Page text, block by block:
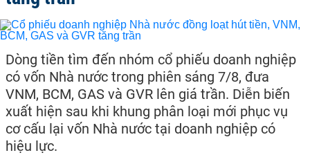
Dòng tiền tìm đến nhóm cổ phiếu doanh nghiệp
có vốn Nhà nước trong phiên sáng 7/8, đưa
VNM, BCM, GAS và GVR lên giá trần. Diễn biến
xuất hiện sau khi khung phân loại mới phục vụ
cơ cấu lại vốn Nhà nước tại doanh nghiệp có
hiệu lực.